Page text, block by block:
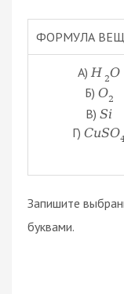
ФОРМУЛА
А) H 2O
Б) O2
В) Si
Г) CuSO
Запишите
буквами.